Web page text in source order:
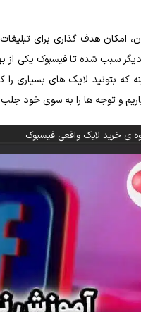
امکان هدف گذاری برای
سبب شده تا فیسبوک یکی از
و توجه ها را به سوی خود جلب
ی خرید لایک واقعی فیسبوک